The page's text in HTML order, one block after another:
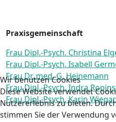
Praxisgemeinschaft
Frau Dipl.-Psych. Christina
Frau Dipl.-Psych. Isabell
Frau Dr. med. G. Heinemann
Frau Dipl.-Psych. Indra
Frau Dipl.-Psych. Karin
Wir benutzen Cookies
Diese Website verwendet
Nutzererlebnis zu bieten.
stimmen Sie der Verwendung